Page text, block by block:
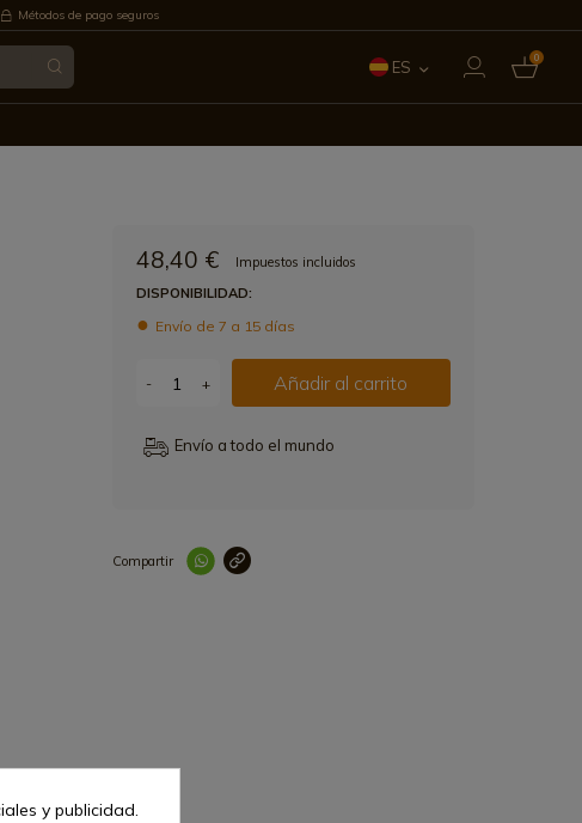
Métodos de pago seguros
ES 0
48,40 €
Impuestos incluidos
DISPONIBILIDAD:
Envío de 7 a 15 días
- + Añadir al carrito
Envío a todo el mundo
Compartir
y publicidad.